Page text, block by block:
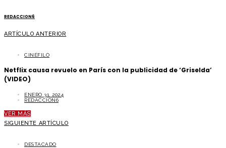
REDACCION6
ARTÍCULO ANTERIOR
CINÉFILO
Netflix causa revuelo en París con la publicidad de ‘Griselda’
(VIDEO)
ENERO 31, 2024
REDACCION6
VER MÁS
SIGUIENTE ARTÍCULO
DESTACADO